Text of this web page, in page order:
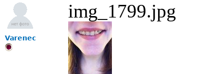
Varenec
img_1799.jpg